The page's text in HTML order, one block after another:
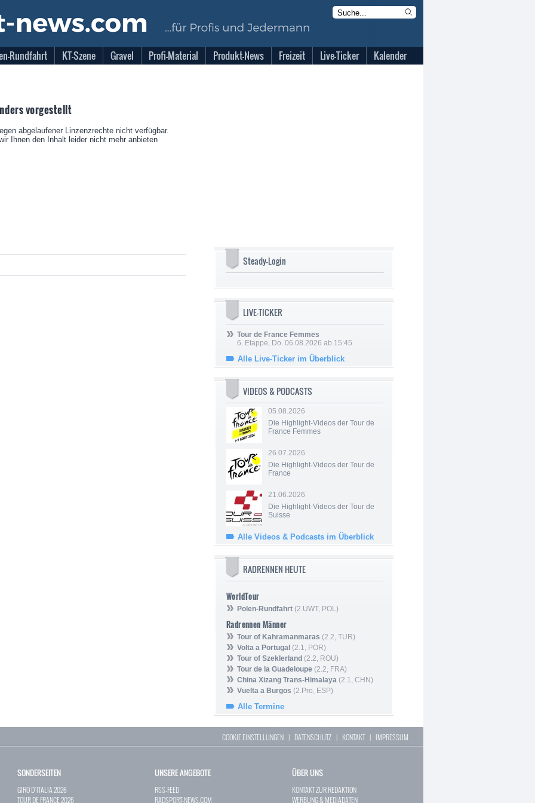
Rundfahrt KT-Szene Gravel Profi-Material Produkt-News Freizeit Live-Ticker Kalender
vorgestellt
abgelaufener Linzenzrechte nicht verfügbar.
Ihnen den Inhalt leider nicht mehr anbieten
Steady-Login
LIVE-TICKER
Tour de France Femmes
6. Etappe, Do. 06.08.2026 ab 15:45
Alle Live-Ticker im Überblick
VIDEOS & PODCASTS
05.08.2026
Die Highlight-Videos der Tour de
France Femmes
26.07.2026
Die Highlight-Videos der Tour de
France
21.06.2026
Die Highlight-Videos der Tour de
Suisse
Alle Videos & Podcasts im Überblick
RADRENNEN HEUTE
WorldTour
Polen-Rundfahrt (2.UWT, POL)
Radrennen Männer
Tour of Kahramanmaras (2.2, TUR)
Volta a Portugal (2.1, POR)
Tour of Szeklerland (2.2, ROU)
Tour de la Guadeloupe (2.2, FRA)
China Xizang Trans-Himalaya (2.1, CHN)
Vuelta a Burgos (2.Pro, ESP)
Alle Termine
COOKIE EINSTELLUNGEN | DATENSCHUTZ | KONTAKT| IMPRESSUM
SONDERSEITEN
GIRO D`ITALIA 2026
TOUR DE FRANCE 2026
UNSERE ANGEBOTE
RSS-FEED
RADSPORT-NEWS.COM
ÜBER UNS
KONTAKT ZUR REDAKTION
WERBUNG & MEDIADATEN